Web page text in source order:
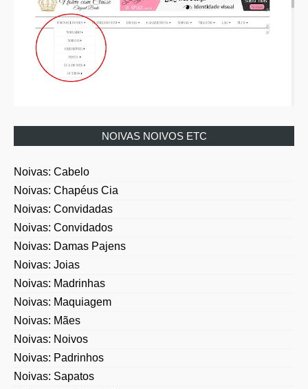
Noivas: Chapéus Cia
Noivas: Convidadas
Noivas: Convidados
Noivas: Damas Pajens
Noivas: Joias
Noivas: Madrinhas
Noivas: Maquiagem
Noivas: Mães
Noivas: Noivos
Noivas: Padrinhos
Noivas: Sapatos
Noivas: Vestidos de Noiva